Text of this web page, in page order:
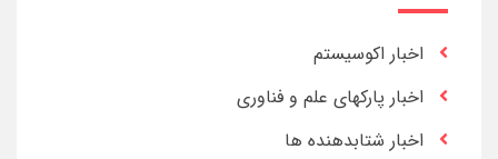
اخبار اکوسیستم
اخبار پارکهای علم و فناوری
اخبار شتابدهنده ها